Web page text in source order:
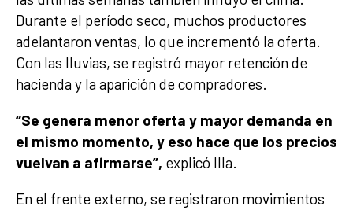
Durante el período seco, muchos productores
adelantaron ventas, lo que incrementó la oferta.
Con las lluvias, se registró mayor retención de
hacienda y la aparición de compradores.
“Se genera menor oferta y mayor demanda en
el mismo momento, y eso hace que los precios
vuelvan a afirmarse”, explicó Illa.
En el frente externo, se registraron movimientos